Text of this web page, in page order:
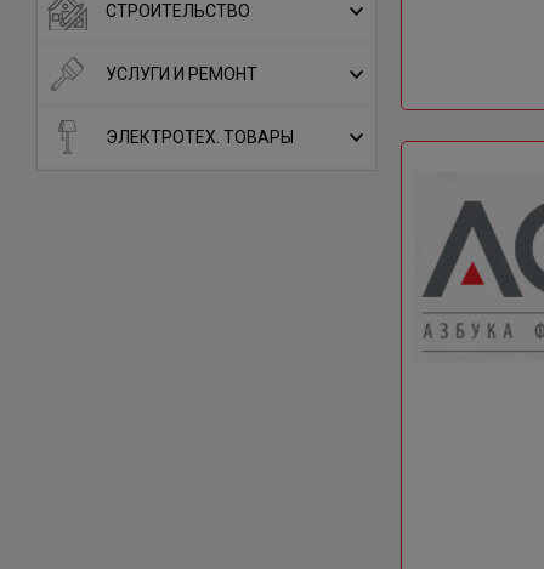
СТРОИТЕЛЬСТВО
УСЛУГИ И РЕМОНТ
ЭЛЕКТРОТЕХ. ТОВАРЫ